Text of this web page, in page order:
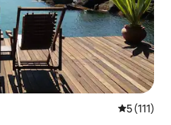
5 av 5 i
5 (111)